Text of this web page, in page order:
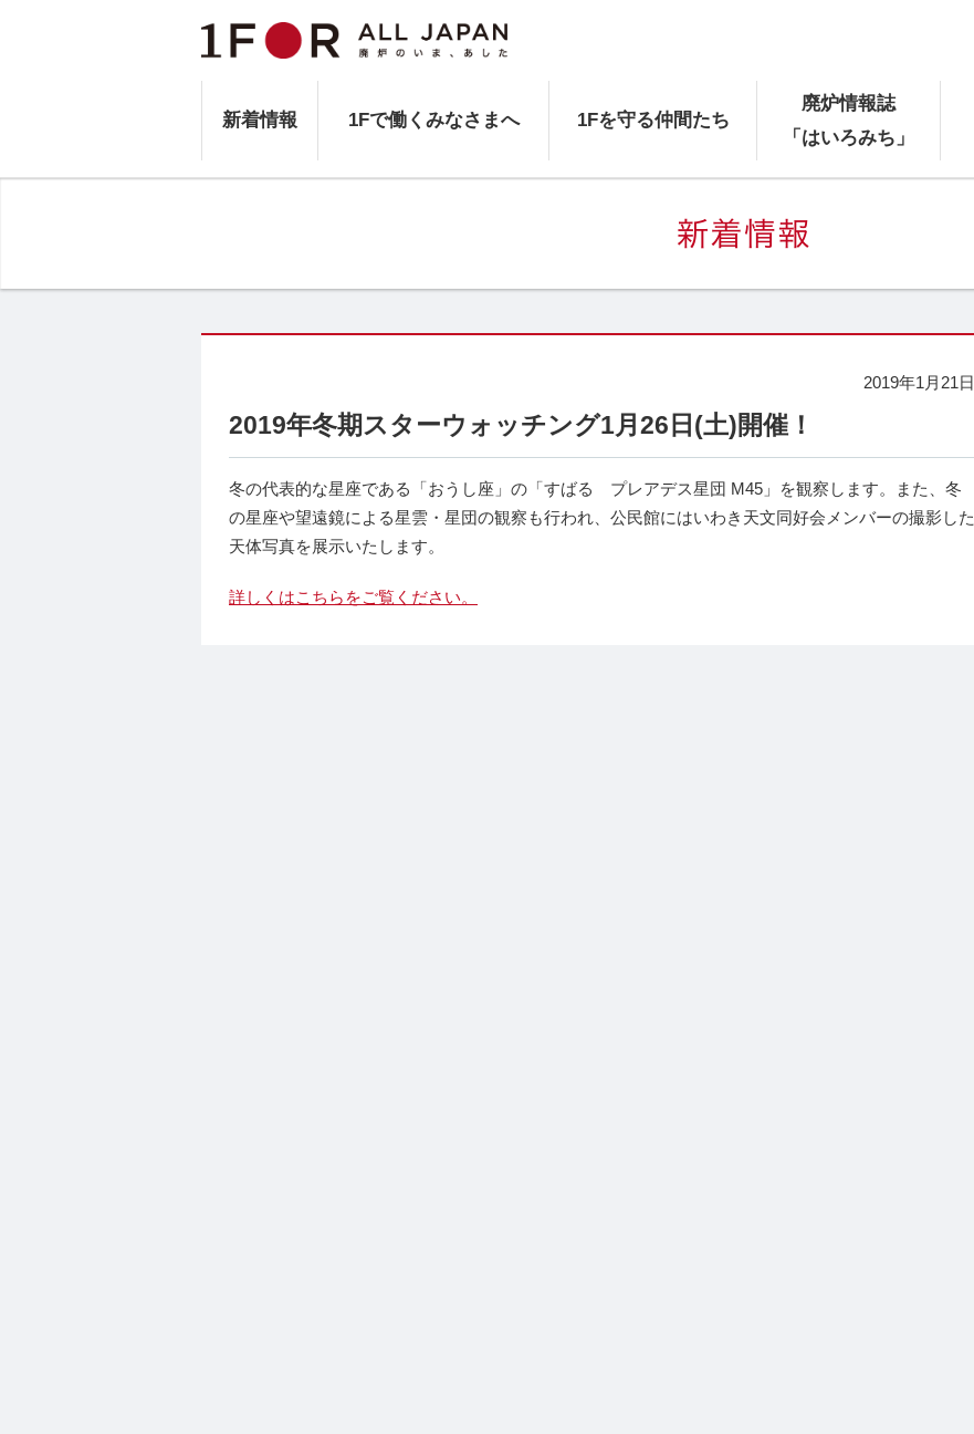
新着情報 1Fで働くみなさまへ 1Fを守る仲間たち
廃炉情報誌
「はいろみち」
2019年1月21日
2019年冬期スターウォッチング1月26日(土)開催！
冬の代表的な星座である「おうし座」の「すばる プレアデス星団 M45」を観察します。また、冬
の星座や望遠鏡による星雲・星団の観察も行われ、公民館にはいわき天文同好会メンバーの撮影した
天体写真を展示いたします。
詳しくはこちらをご覧ください。